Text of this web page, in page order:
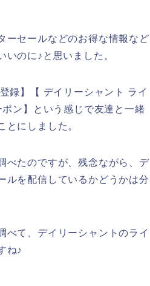
ーセールなどのお得な情報など
のに♪と思いました。
録】【 デイリーシャント ライ
ン】という感じで友達と一緒
にしました。
べたのですが、残念ながら、デ
ルを配信しているかどうかは分
べて、デイリーシャントのライ
ね♪